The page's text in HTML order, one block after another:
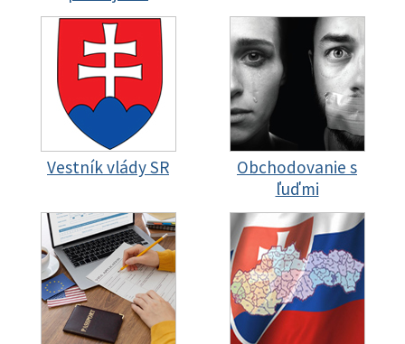
Vestník vlády SR
Obchodovanie s
ľuďmi